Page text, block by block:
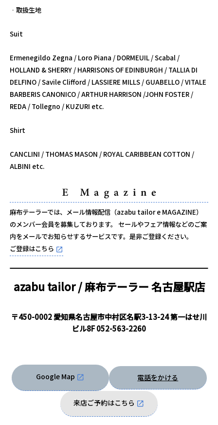
‐取扱生地
Suit
Ermenegildo Zegna / Loro Piana / DORMEUIL / Scabal /
HOLLAND & SHERRY / HARRISONS OF EDINBURGH / TALLIA DI
DELFINO / Savile Clifford / LASSIERE MILLS / GUABELLO / VITALE
BARBERIS CANONICO / ARTHUR HARRISON /JOHN FOSTER /
REDA / Tollegno / KUZURI etc.
Shirt
CANCLINI / THOMAS MASON / ROYAL CARIBBEAN COTTON /
ALBINI etc.
麻布テーラーでは、メール情報配信（azabu tailor e MAGAZINE）
のメンバー会員を募集しております。 セールやフェア情報などのご案
内をメールでお知らせするサービスです。是非ご登録ください。
ご登録はこちら
azabu tailor / 麻布テーラー名古屋駅店
〒450-0002 愛知県名古屋市中村区名駅3-13-24 第一はせ川
ビル8F052-563-2260
Google Map 電話をかける
来店ご予約はこちら